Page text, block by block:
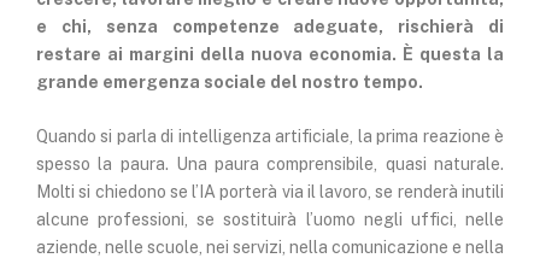
e chi, senza competenze adeguate, rischierà di
restare ai margini della nuova economia. È questa la
grande emergenza sociale del nostro tempo.
Quando si parla di intelligenza artificiale, la prima reazione è
spesso la paura. Una paura comprensibile, quasi naturale.
Molti si chiedono se l’IA porterà via il lavoro, se renderà inutili
alcune professioni, se sostituirà l’uomo negli uffici, nelle
aziende, nelle scuole, nei servizi, nella comunicazione e nella